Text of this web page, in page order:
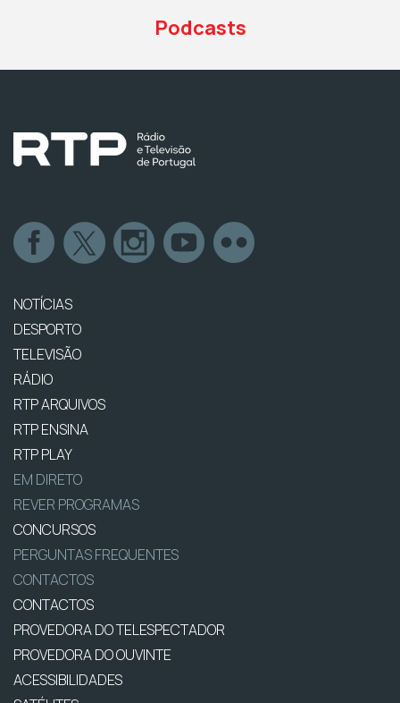
Podcasts
NOTÍCIAS
DESPORTO
TELEVISÃO
RÁDIO
RTP ARQUIVOS
RTP ENSINA
RTP PLAY
EM DIRETO
REVER PROGRAMAS
CONCURSOS
PERGUNTAS FREQUENTES
CONTACTOS
CONTACTOS
PROVEDORA DO TELESPECTADOR
PROVEDORA DO OUVINTE
ACESSIBILIDADES